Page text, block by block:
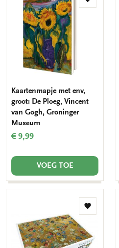
Toevoegen
Kaartenmapje met env,
groot: De Ploeg, Vincent
van Gogh, Groninger
Museum
€ 9,99
VOEG TOE
Toevoegen